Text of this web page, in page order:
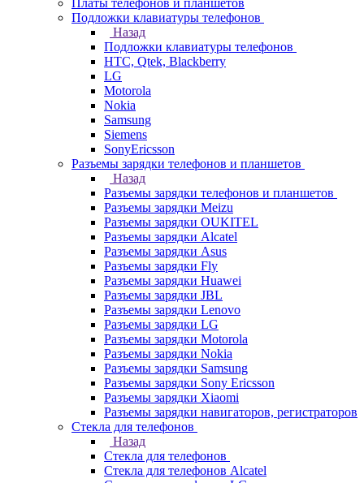
Платы телефонов и планшетов
Подложки клавиатуры телефонов
Назад
Подложки клавиатуры телефонов
HTC, Qtek, Blackberry
LG
Motorola
Nokia
Samsung
Siemens
SonyEricsson
Разъемы зарядки телефонов и планшетов
Назад
Разъемы зарядки телефонов и планшетов
Разъемы зарядки Meizu
Разъемы зарядки OUKITEL
Разъемы зарядки Alcatel
Разъемы зарядки Asus
Разъемы зарядки Fly
Разъемы зарядки Huawei
Разъемы зарядки JBL
Разъемы зарядки Lenovo
Разъемы зарядки LG
Разъемы зарядки Motorola
Разъемы зарядки Nokia
Разъемы зарядки Samsung
Разъемы зарядки Sony Ericsson
Разъемы зарядки Xiaomi
Разъемы зарядки навигаторов, регистраторов
Стекла для телефонов
Назад
Стекла для телефонов
Стекла для телефонов Alcatel